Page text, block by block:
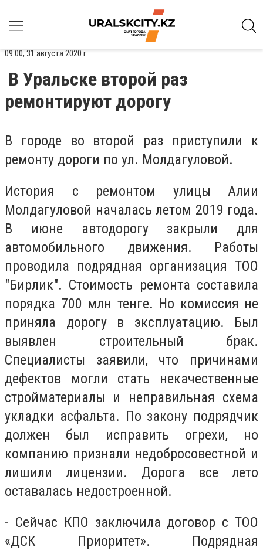
09:00, 31 августа 2020 г.
В Уральске второй раз
ремонтируют дорогу
В городе во второй раз приступили к
ремонту дороги по ул. Молдагуловой.
История с ремонтом улицы Алии
Молдагуловой началась летом 2019 года.
В июне автодорогу закрыли для
автомобильного движения. Работы
проводила подрядная организация ТОО
"Бирлик". Стоимость ремонта составила
порядка 700 млн тенге. Но комиссия не
приняла дорогу в эксплуатацию. Был
выявлен строительный брак.
Специалисты заявили, что причинами
дефектов могли стать некачественные
стройматериалы и неправильная схема
укладки асфальта. По закону подрядчик
должен был исправить огрехи, но
компанию признали недобросовестной и
лишили лицензии. Дорога все лето
оставалась недостроенной.
- Сейчас КПО заключила договор с ТОО
«ДСК Приоритет». Подрядная